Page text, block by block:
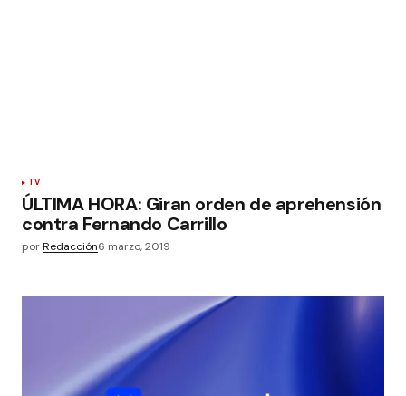
TV
ÚLTIMA HORA: Giran orden de aprehensión
contra Fernando Carrillo
porRedacción6 marzo, 2019